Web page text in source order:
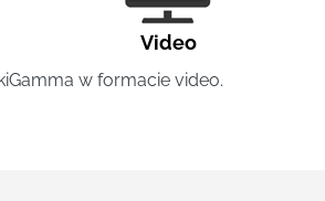
Video
w formacie video.